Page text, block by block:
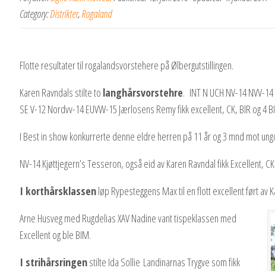
Category:Distrikter,Rogaland
Flotte resultater til rogalandsvorstehere på Ølbergutstillingen.
Karen Ravndals stilte to langhårsvorstehre. INT N UCH NV-14 NVV-
SE V-12 Nordvv-14 EUVW-15 Jærlosens Remy fikk excellent, CK, BIR og 4
I Best in show konkurrerte denne eldre herren på 11 år og 3 mnd mot
NV-14 Kjøttjegern’s Tesseron, også eid av Karen Ravndal fikk Excellent,
I korthårsklassenløp Rypesteggens Max til en flott excellent ført av
Arne Husveg med Rugdelias XAV Nadine vant tispeklassen med
Excellent og ble BIM.
I strihårsringenstilte Ida Sollie Landinarnas Trygve som fikk